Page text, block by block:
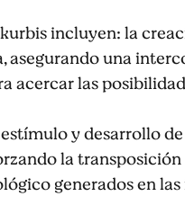
incluyen: la
asegurando una
acercar las
y desarrollo
la
generados en